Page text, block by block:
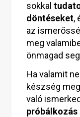
sokkal
döntéseket,
az
meg
önmagad
Ha valamit
készség
való
próbálkozás